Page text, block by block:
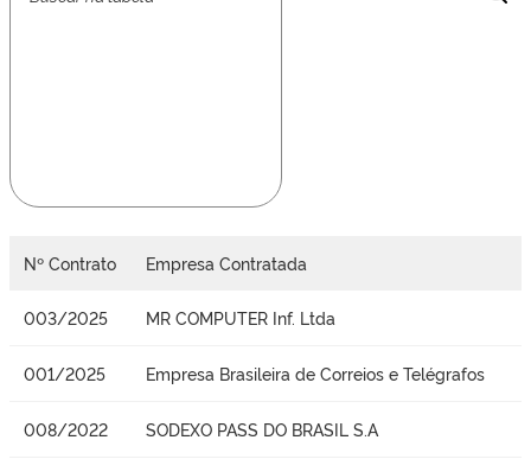
Nº Contrato Empresa Contratada
003/2025 MR COMPUTER Inf. Ltda
001/2025 Empresa Brasileira de Correios e Telégrafos
008/2022 SODEXO PASS DO BRASIL S.A